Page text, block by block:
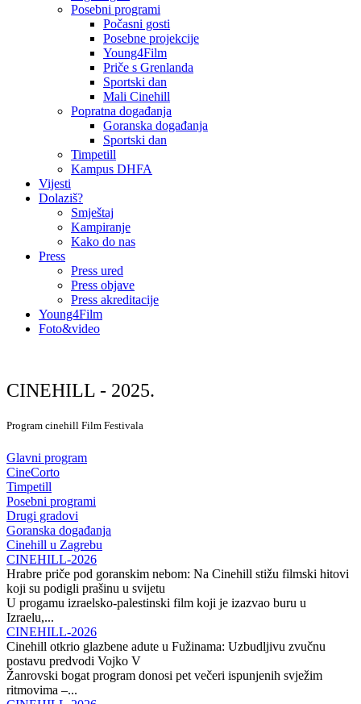
Posebni programi
Počasni gosti
Posebne projekcije
Young4Film
Priče s Grenlanda
Sportski dan
Mali Cinehill
Popratna događanja
Goranska događanja
Sportski dan
Timpetill
Kampus DHFA
Vijesti
Dolaziš?
Smještaj
Kampiranje
Kako do nas
Press
Press ured
Press objave
Press akreditacije
Young4Film
Foto&video
CINEHILL - 2025.
Program cinehill Film Festivala
Glavni program
CineCorto
Timpetill
Posebni programi
Drugi gradovi
Goranska događanja
Cinehill u Zagrebu
CINEHILL-2026
Hrabre priče pod goranskim nebom: Na Cinehill stižu filmski hitovi
koji su podigli prašinu u svijetu
U progamu izraelsko-palestinski film koji je izazvao buru u
Izraelu,...
CINEHILL-2026
Cinehill otkrio glazbene adute u Fužinama: Uzbudljivu zvučnu
postavu predvodi Vojko V
Žanrovski bogat program donosi pet večeri ispunjenih svježim
ritmovima –...